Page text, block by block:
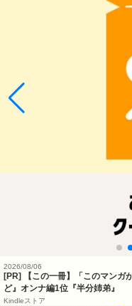
2026/08/06
[PR] 【この一冊】「このマンガ
ど』オンナ編1位『半分姉弟』
Kindleストア